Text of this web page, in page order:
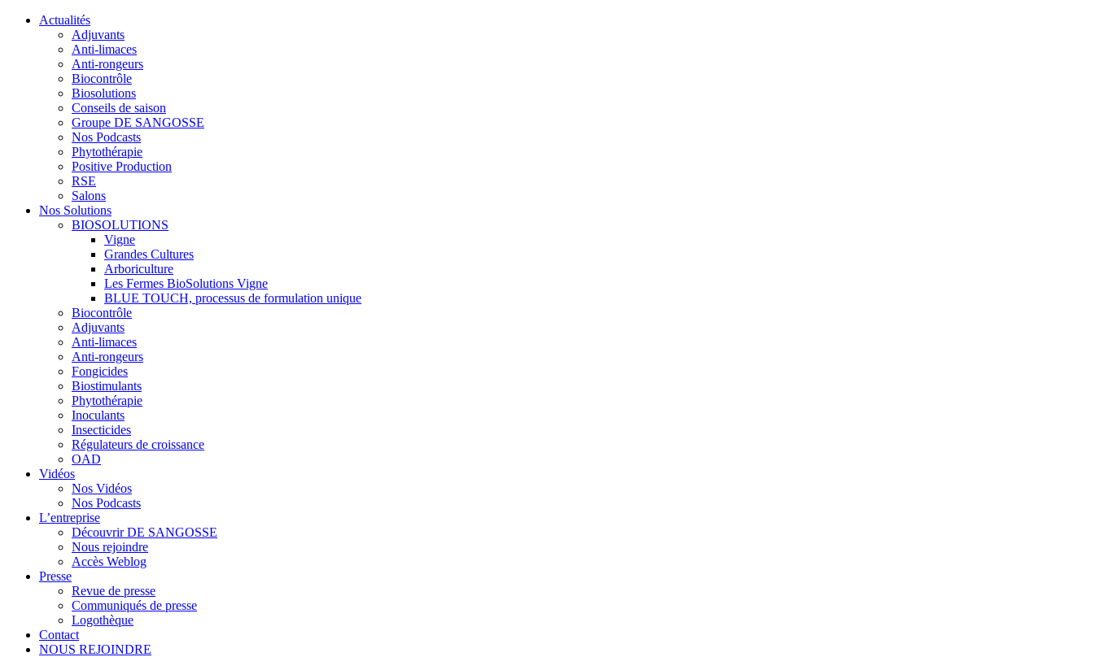
Actualités
Adjuvants
Anti-limaces
Anti-rongeurs
Biocontrôle
Biosolutions
Conseils de saison
Groupe DE SANGOSSE
Nos Podcasts
Phytothérapie
Positive Production
RSE
Salons
Nos Solutions
BIOSOLUTIONS
Vigne
Grandes Cultures
Arboriculture
Les Fermes BioSolutions Vigne
BLUE TOUCH, processus de formulation unique
Biocontrôle
Adjuvants
Anti-limaces
Anti-rongeurs
Fongicides
Biostimulants
Phytothérapie
Inoculants
Insecticides
Régulateurs de croissance
OAD
Vidéos
Nos Vidéos
Nos Podcasts
L’entreprise
Découvrir DE SANGOSSE
Nous rejoindre
Accès Weblog
Presse
Revue de presse
Communiqués de presse
Logothèque
Contact
NOUS REJOINDRE